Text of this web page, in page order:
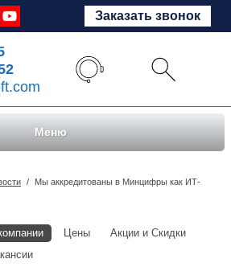
Заказать звонок
Меню
/ Мы аккредитованы в Минцифры как ИТ-
Цены
Акции и Скидки